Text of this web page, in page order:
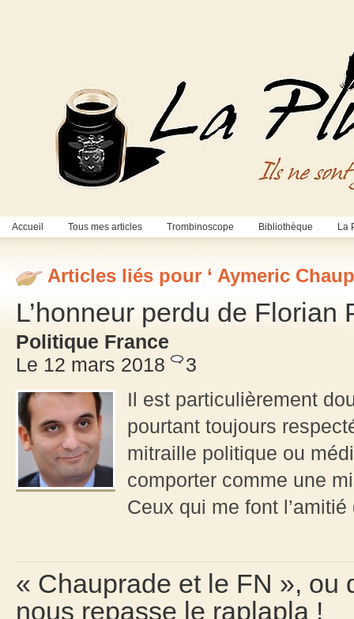
Accueil Tous mes articles Trombinoscope Bibliothèque La
Articles liés pour ‘ Aymeric
L’honneur perdu de
Politique France
Le 12 mars 2018
3
Il est particulièrement
pourtant toujours
mitraille politique ou
comporter comme une
Ceux qui me font
« Chauprade et le FN », ou
nous repasse le raplapla !